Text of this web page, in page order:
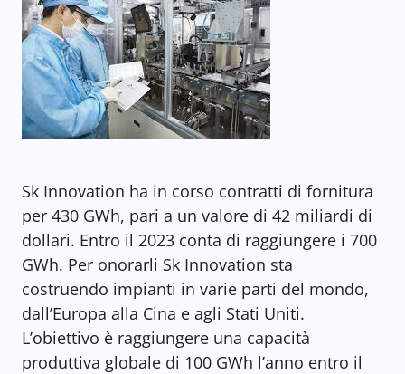
Sk Innovation ha in corso contratti di fornitura
per 430 GWh, pari a un valore di 42 miliardi di
dollari. Entro il 2023 conta di raggiungere i 700
GWh. Per onorarli Sk Innovation sta
costruendo impianti in varie parti del mondo,
dall’Europa alla Cina e agli Stati Uniti.
L’obiettivo è raggiungere una capacità
produttiva globale di 100 GWh l’anno entro il